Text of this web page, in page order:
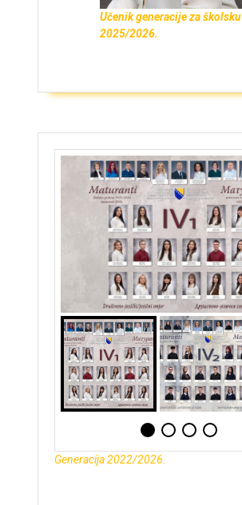
Učenik generacije za školsku
2025/2026.
Generacija 2022/2026.